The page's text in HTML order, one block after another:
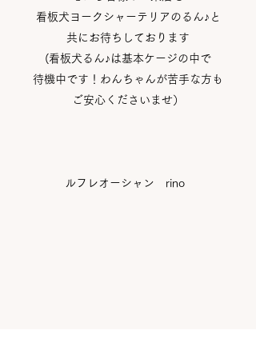
看板犬ヨークシャーテリアのるん♪と
共にお待ちしております
(看板犬るん♪は基本ケージの中で
待機中です！わんちゃんが苦手な方も
ご安心くださいませ）
ルフレオーシャン rino